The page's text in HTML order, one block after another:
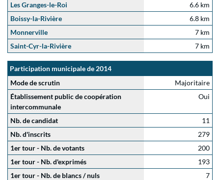
Les Granges-le-Roi
6.6 km
Boissy-la-Rivière
6.8 km
Monnerville
7 km
Saint-Cyr-la-Rivière
7 km
Participation municipale de 2014
Mode de scrutin
Majoritaire
Établissement public de coopération
intercommunale
Oui
Nb. de candidat
11
Nb. d'inscrits
279
1er tour - Nb. de votants
200
1er tour - Nb. d'exprimés
193
1er tour - Nb. de blancs / nuls
7